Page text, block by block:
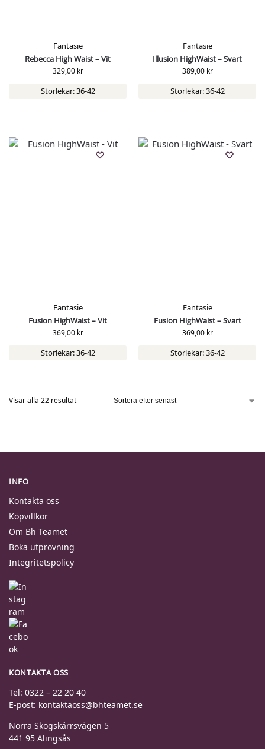
Fantasie
Rebecca High Waist – Vit
329,00 kr
Storlekar: 36-42
Fantasie
Illusion HighWaist – Svart
389,00 kr
Storlekar: 36-42
Fantasie
Fusion HighWaist – Vit
369,00 kr
Storlekar: 36-42
Fantasie
Fusion HighWaist – Svart
369,00 kr
Storlekar: 36-42
Visar alla 22 resultat
INFO
Kontakta oss
Köpvillkor
Om Bh Teamet
Boka utprovning
Integritetspolicy
KONTAKTA OSS
Tel: 0322 – 22 20 40
E-post: kontaktaoss@bhteamet.se
Norra Skogskärrsvägen 5
441 95 Alingsås